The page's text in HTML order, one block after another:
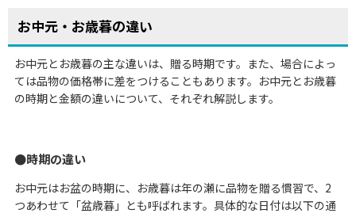
お中元・お歳暮の違い
お中元とお歳暮の主な違いは、贈る時期です。また、場合によっ
ては品物の価格帯に差をつけることもあります。お中元とお歳暮
の時期と金額の違いについて、それぞれ解説します。
時期の違い
お中元はお盆の時期に、お歳暮は年の瀬に品物を贈る慣習で、2
つあわせて「盆歳暮」とも呼ばれます。具体的な日付は以下の通